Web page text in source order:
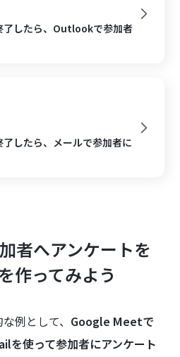
したら、Outlookで参加者
したら、メールで参加者に
者へアンケートを
作ってみよう
例として、 Google Meetで
を使って参加者にアンケート